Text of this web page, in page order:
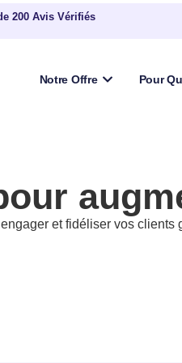
200 Avis Vérifiés
Notre Offre Pour
et fidéliser vos clients